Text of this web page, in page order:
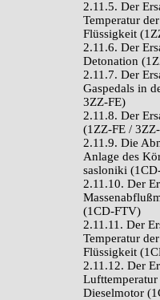
2.11.5. Der
Temperatur
Flüssigkeit
2.11.6. Der
Detonation
2.11.7. Der
Gaspedals in
3ZZ-FE)
2.11.8. Der
(1ZZ-FE /
2.11.9. Die
Anlage des
sasloniki
2.11.10. Der
(1CD-FTV)
2.11.11. Der
Temperatur
Flüssigkeit
2.11.12. Der
Dieselmotor